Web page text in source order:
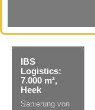
IBS
Logistics:
7.000 m²,
Heek
Sanierung von